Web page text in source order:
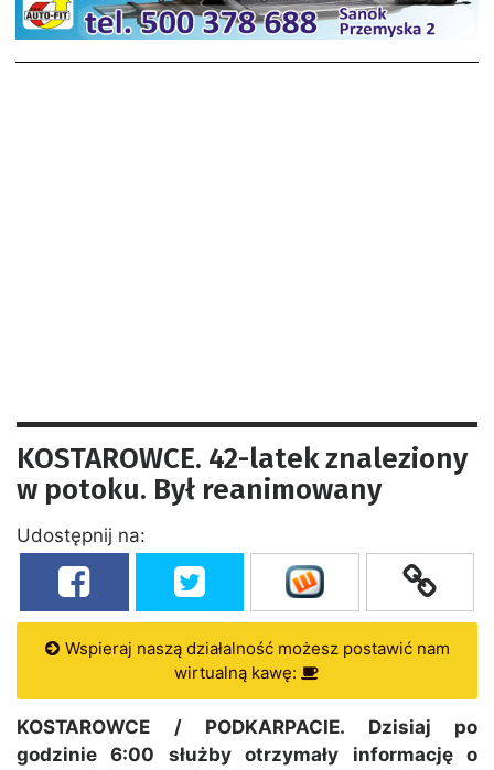
KOSTAROWCE. 42-latek znaleziony
w potoku. Był reanimowany
Udostępnij na:
Wspieraj naszą działalność możesz postawić nam
wirtualną kawę:
KOSTAROWCE / PODKARPACIE. Dzisiaj po
godzinie 6:00 służby otrzymały informację o